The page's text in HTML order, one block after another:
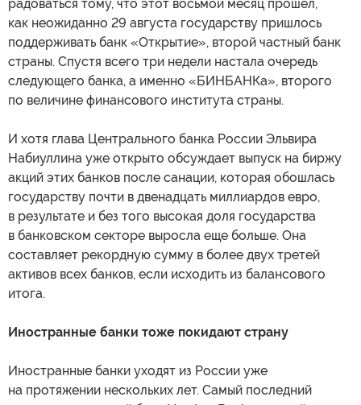
радоваться тому, что этот восьмой месяц прошел,
как неожиданно 29 августа государству пришлось
поддерживать банк «Открытие», второй частный банк
страны. Спустя всего три недели настала очередь
следующего банка, а именно «БИНБАНКа», второго
по величине финансового института страны.
И хотя глава Центрального банка России Эльвира
Набиуллина уже открыто обсуждает выпуск на биржу
акций этих банков после санации, которая обошлась
государству почти в двенадцать миллиардов евро,
в результате и без того высокая доля государства
в банковском секторе выросла еще больше. Она
составляет рекордную сумму в более двух третей
активов всех банков, если исходить из балансового
итога.
Иностранные банки тоже покидают страну
Иностранные банки уходят из России уже
на протяжении нескольких лет. Самый последний